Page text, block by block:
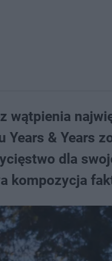
wątpienia
Years & Years
dla
kompozycja